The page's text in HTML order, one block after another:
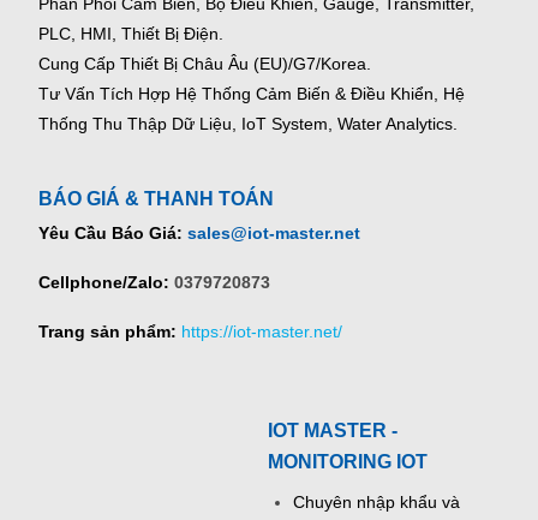
PLC, HMI, Thiết Bị Điện.
Cung Cấp Thiết Bị Châu Âu (EU)/G7/Korea.
Tư Vấn Tích Hợp Hệ Thống Cảm Biến & Điều Khiển, Hệ
Thống Thu Thập Dữ Liệu, IoT System, Water Analytics.
BÁO GIÁ & THANH TOÁN
Yêu Cầu Báo Giá: sales@iot-master.net
Cellphone/Zalo: 0379720873
Trang sản phẩm: https://iot-master.net/
IOT MASTER -
MONITORING IOT
Chuyên nhập khẩu và